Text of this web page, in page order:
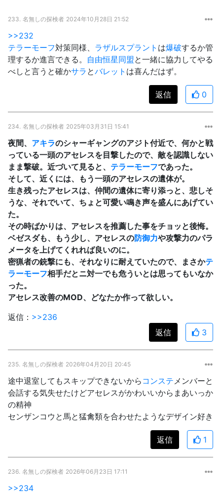
233. 名無しの探検者 2024年10月28日 21:52
>>232
テラーモーフ対策同様、 ラザルスプラント は爆破するか管
理するか進言できる。 自由恒星同盟と一緒に協力してやる
べしと言うと確かサラ とバレット は喜んだはず。
返信 0
234. 名無しの探検者 2025年03月31日 15:41
夜間、 アキラのシャーギャングのアジト付近で、何かと戦
っている一頭のアセレスを目撃したので、敵を認識しない
まま撃破。近づいて見ると、 テラーモーフであった。
そして、近くには、もう一頭のアセレスの遺体が。
生き残ったアセレスは、仲間の遺体に寄り添っと、悲しそ
うな、それでいて、ちょと可愛い鳴き声を盛んにあげてい
た。
その時ばかりは、アセレスを推薦した事をチョッと後悔。
ベゼスダも、もう少し、アセレスの防御力や攻撃力のパラ
メータを上げてくれれば良いのに。
密猟者の銃撃にも、それなりに耐えていたので、まさかテ
ラーモーフ相手だとニ対一でも危ういとは思ってもいなか
った。
アセレス改善のMOD、どなたか作って欲しい。
返信： >>236
返信
3
235. 名無しの探検者 2026年04月20日 20:45
途中退室してもスキップできないから コンステ メンバーと
会話する気失せたけどアセレスがかわいいからまあいっか
の精神
センザンコウと馬と猛禽類を合わせたようなデザイン好き
返信 1
236. 名無しの探検者 2026年06月23日 17:11
>>234